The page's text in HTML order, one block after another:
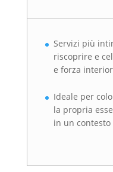
Servizi più
riscoprire e
e forza
Ideale per
la propria
in un